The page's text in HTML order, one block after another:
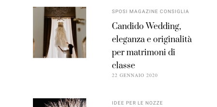
SPOSI MAGAZINE CONSIGLIA
Candido Wedding,
eleganza e originalità
per matrimoni di
classe
22 GENNAIO 2020
IDEE PER LE NOZZE